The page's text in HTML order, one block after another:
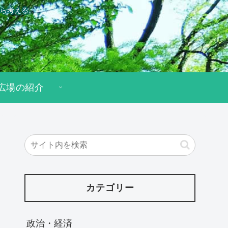
考える。
場の紹介
カテゴリー
政治・経済